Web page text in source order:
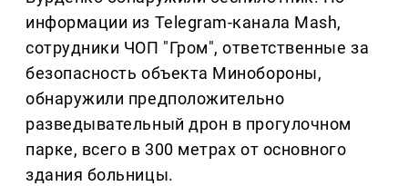
информации из Telegram-канала Mash,
сотрудники ЧОП "Гром", ответственные за
безопасность объекта Минобороны,
обнаружили предположительно
разведывательный дрон в прогулочном
парке, всего в 300 метрах от основного
здания больницы.